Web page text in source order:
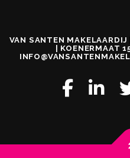
n
t
VAN SANTEN
| KOENERMAAT